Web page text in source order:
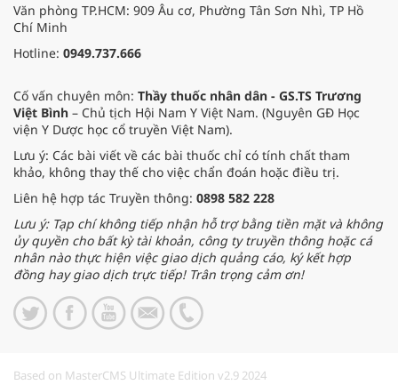
Văn phòng TP.HCM: 909 Âu cơ, Phường Tân Sơn Nhì, TP Hồ
Chí Minh
Hotline: 0949.737.666
Cố vấn chuyên môn: Thầy thuốc nhân dân - GS.TS Trương
Việt Bình – Chủ tịch Hội Nam Y Việt Nam. (Nguyên GĐ Học
viện Y Dược học cổ truyền Việt Nam).
Lưu ý: Các bài viết về các bài thuốc chỉ có tính chất tham
khảo, không thay thế cho việc chẩn đoán hoặc điều trị.
Liên hệ hợp tác Truyền thông: 0898 582 228
Lưu ý: Tạp chí không tiếp nhận hỗ trợ bằng tiền mặt và không
ủy quyền cho bất kỳ tài khoản, công ty truyền thông hoặc cá
nhân nào thực hiện việc giao dịch quảng cáo, ký kết hợp
đồng hay giao dịch trực tiếp! Trân trọng cảm ơn!
Based on MasterCMS Ultimate Edition v2.9 2024